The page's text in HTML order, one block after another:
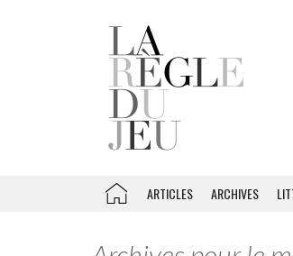
ARTICLES ARCHIVES